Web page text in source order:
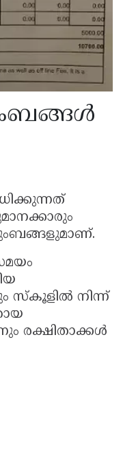
സ്‌കൂളിൽ നിന്ന്
രക്ഷിതാക്കൾ